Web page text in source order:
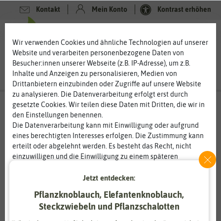
Kontakt Mein Konto Kontrast erhöhen
-20%
Wir verwenden Cookies und ähnliche Technologien auf unserer
Website und verarbeiten personenbezogene Daten von
Besucher:innen unserer Webseite (z.B. IP-Adresse), um z.B.
Inhalte und Anzeigen zu personalisieren, Medien von
Drittanbietern einzubinden oder Zugriffe auf unsere Website
zu analysieren. Die Datenverarbeitung erfolgt erst durch
gesetzte Cookies. Wir teilen diese Daten mit Dritten, die wir in
den Einstellungen benennen.
Die Datenverarbeitung kann mit Einwilligung oder aufgrund
eines berechtigten Interesses erfolgen. Die Zustimmung kann
erteilt oder abgelehnt werden. Es besteht das Recht, nicht
einzuwilligen und die Einwilligung zu einem späteren
Informationen zur Verwendung personenbezogener Daten und
Essenziell Statistik
Jetzt entdecken:
Pflanzknoblauch, Elefantenknoblauch,
Steckzwiebeln und Pflanzschalotten